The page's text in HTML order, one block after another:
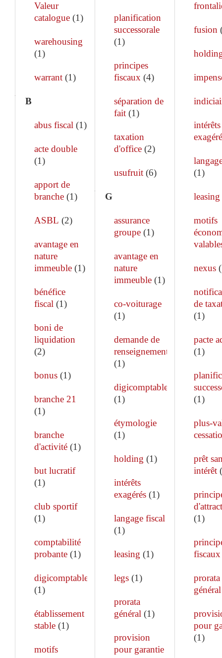
Valeur
catalogue (1)
warehousing
(1)
warrant (1)
B
abus fiscal (1)
acte double
(1)
apport de
branche (1)
ASBL (2)
avantage en
nature
immeuble (1)
bénéfice
fiscal (1)
boni de
liquidation
(2)
bonus (1)
branche 21
(1)
branche
d'activité (1)
but lucratif
(1)
club sportif
(1)
comptabilité
probante (1)
digicomptable
(1)
établissement
stable (1)
motifs
planification
successorale
(1)
principes
fiscaux (4)
séparation de
fait(1)
taxation
d'office(2)
usufruit(6)
G
assurance
groupe(1)
avantage en
nature
immeuble(1)
co-voiturage
(1)
demande de
renseignements
(1)
digicomptable
(1)
étymologie
(1)
holding (1)
intérêts
exagérés(1)
langage fiscal
(1)
leasing (1)
legs(1)
prorata
général (1)
provision
pour garantie
fusion
intérêts
(1)
leasing
motifs
nexus(
de
(1)
pacte
(1)
(1)
plus-
prêt
intérêt(
(1)
fiscaux
prorata
général
pour
(1)